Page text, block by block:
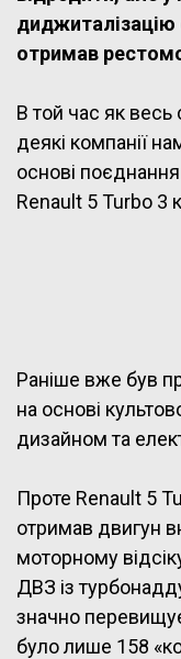
диджиталізацію
отримав
В той час як весь
деякі компанії
основі
Renault 5 Turbo 3
Раніше вже був
на основі
дизайном та
Проте Renault 5
отримав двигун
моторному
ДВЗ із
значно
було лише 158